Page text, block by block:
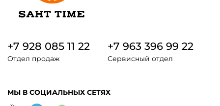
+7 928 085 11 22
Отдел продаж
+7 963 396 99 22
Сервисный отдел
МЫ В СОЦИАЛЬНЫХ СЕТЯХ